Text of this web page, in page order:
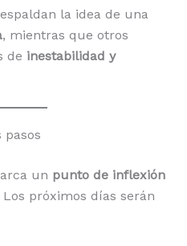
la idea de una
, mientras que otros
de inestabilidad y
un punto de inflexión
Los próximos días serán